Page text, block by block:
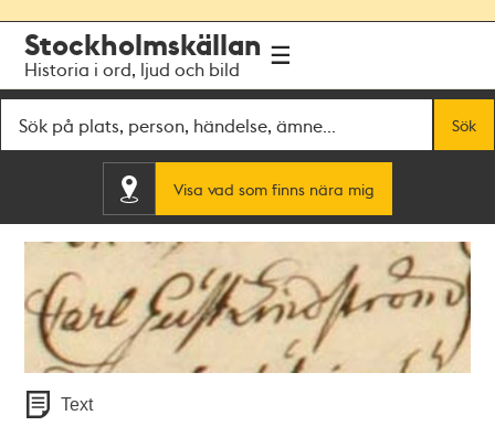
navigationen
huvudinnehållet
Stockholmskällan
Historia i ord, ljud och bild
Sök
Visa vad som finns nära mig
Text